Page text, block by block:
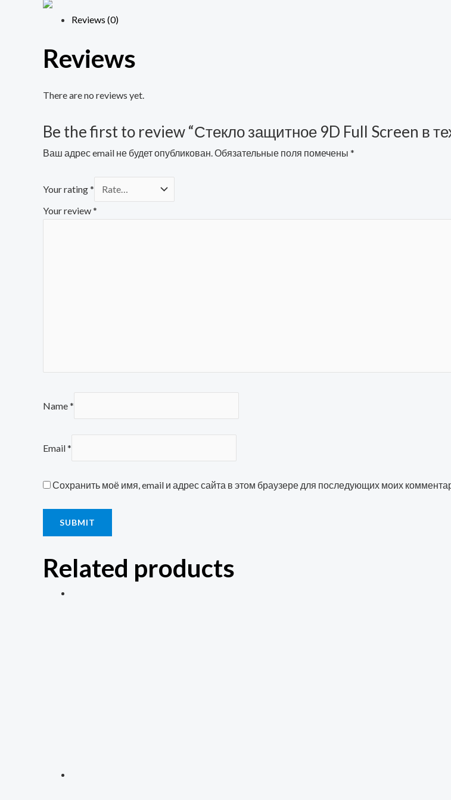
(sn),
для
Reviews (0)
Reviews
There are no reviews yet.
Be the first to review “Стекло защитное 9D Full Screen в
Ваш адрес email не будет опубликован.Обязательные поля помечены *
Your rating*
Your review*
Name*
Email*
Сохранить моё имя, email и адрес сайта в этом браузере для последующих моих
Related products